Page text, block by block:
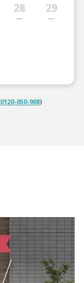
28 29
0120-050-908)